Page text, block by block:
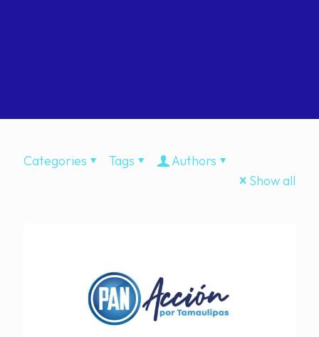
Categories Tags
Authors
Show all